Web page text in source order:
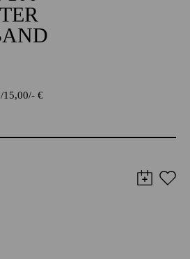
15,00 - €